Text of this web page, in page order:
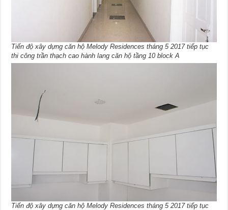
Tiến độ xây dựng căn hộ Melody Residences tháng 5 2017 tiếp tục
thi công trần thạch cao hành lang căn hộ tầng 10 block A
Tiến độ xây dựng căn hộ Melody Residences tháng 5 2017 tiếp tục